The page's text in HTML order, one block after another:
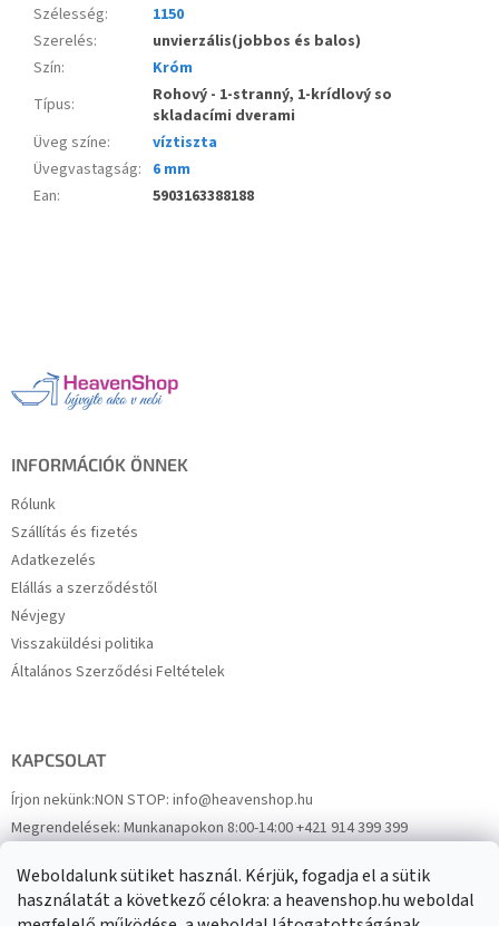
Weboldalunk sütiket használ. Kérjük, fogadja el a sütik
használatát a következő célokra: a heavenshop.hu weboldal
Szélesség:
1150
Szerelés:
unvierzális(jobbos és balos)
Szín:
Króm
Típus:
Rohový - 1-stranný, 1-krídlový so
skladacími dverami
Üveg színe:
víztiszta
Üvegvastagság: 6 mm
Ean: 5903163388188
INFORMÁCIÓK ÖNNEK
Rólunk
Szállítás és fizetés
Adatkezelés
Elállás a szerződéstől
Névjegy
Visszaküldési politika
Általános Szerződési Feltételek
KAPCSOLAT
Írjon nekünk:NON STOP: info@heavenshop.hu
Megrendelések:Munkanapokon 8:00-14:00 +421 914 399 399
FacebookHeavenShop.sk